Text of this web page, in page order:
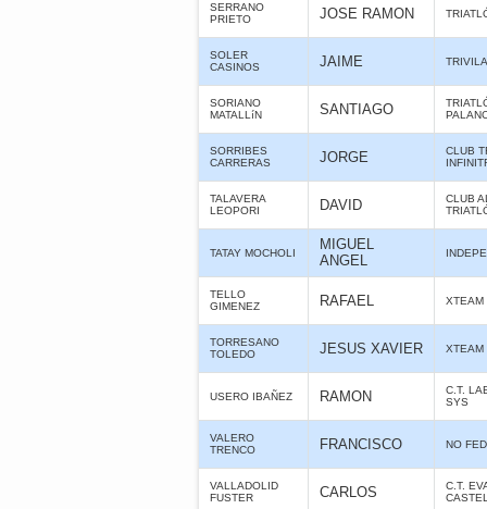
SERRANO
PRIETO
JOSE RAMON
SOLER
CASINOS
JAIME TRIVILA
SORIANO
MATALLíN
SANTIAGO
SORRIBES
CARRERAS
JORGE
CLUB
TALAVERA
LEOPORI
DAVID
CLUB
TATAY MOCHOLI
MIGUEL
ANGEL
TELLO
GIMENEZ
RAFAEL XTEAM
TORRESANO
TOLEDO
JESUS XAVIER XTEAM
USERO IBAÑEZ RAMON
C.T.
SYS
VALERO
TRENCO
FRANCISCO NO
VALLADOLID
FUSTER
CARLOS
C.T.